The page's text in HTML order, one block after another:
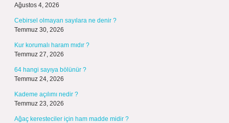
Ağustos 4, 2026
Cebirsel olmayan sayılara ne denir ?
Temmuz 30, 2026
Kur korumalı haram mıdır ?
Temmuz 27, 2026
64 hangi sayıya bölünür ?
Temmuz 24, 2026
Kademe açılımı nedir ?
Temmuz 23, 2026
Ağaç keresteciler için ham madde midir ?